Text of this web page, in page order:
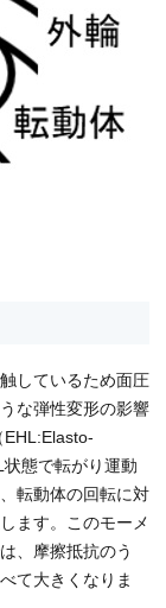
しているため面圧
な弾性変形の影響
態で転がり運動
転動体の回転に対
ます。このモーメ
、摩擦抵抗のう
て大きくなりま